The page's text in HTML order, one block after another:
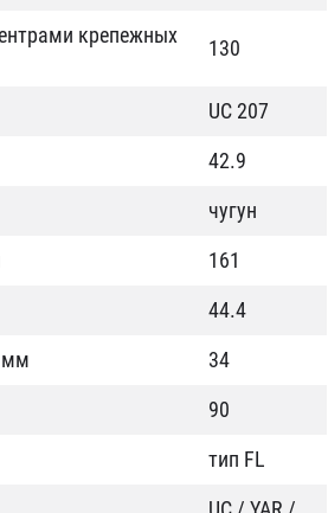
крепежных
130
UC 207
42.9
чугун
161
44.4
мм
34
90
тип FL